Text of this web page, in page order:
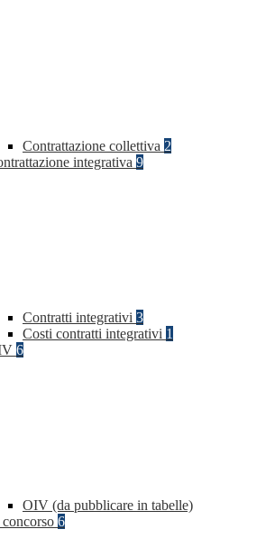
Contrattazione collettiva 2
integrativa 9
Contratti integrativi 3
Costi contratti integrativi 1
6
OIV (da pubblicare in tabelle)
6